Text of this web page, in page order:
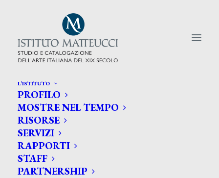
L’ISTITUTO
PROFILO
MOSTRE NEL TEMPO
RISORSE
SERVIZI
RAPPORTI
STAFF
PARTNERSHIP
CERCA TRA GLI ARTISTI:
Search
for: